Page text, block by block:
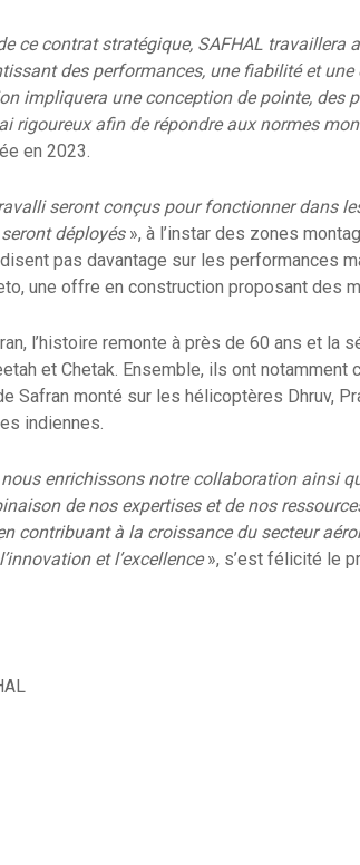
ce contrat stratégique, SAFHAL travaillera
des performances, une fiabilité et
impliquera une conception de pointe, des
rigoureux afin de répondre aux normes
en 2023.
seront conçus pour fonctionner dans
déployés», à l’instar des zones
pas davantage sur les performances
une offre en construction proposant des
l’histoire remonte à près de 60 ans et la
et Chetak. Ensemble, ils ont notamment
Safran monté sur les hélicoptères Dhruv,
indiennes.
enrichissons notre collaboration ainsi
de nos expertises et de nos
contribuant à la croissance du secteur
et l’excellence», s’est félicité le